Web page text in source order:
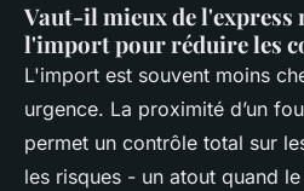
Vaut-il mieux de l'express
l'import pour réduire les
L'import est souvent moins
urgence. La proximité d’un
permet un contrôle total sur
les risques - un atout quand